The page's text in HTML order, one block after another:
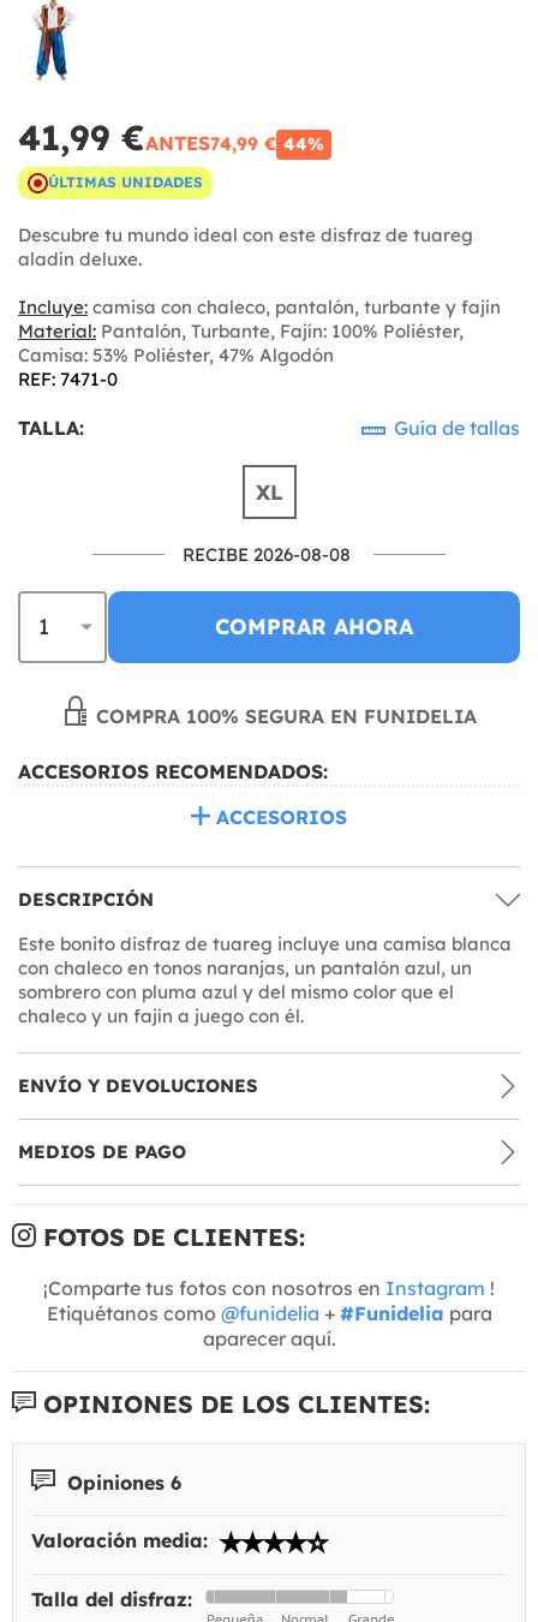
41,99 €ANTES74,99 € 44%
ÚLTIMAS UNIDADES
Descubre tu mundo ideal con este disfraz de tuareg
aladín deluxe.
Incluye: camisa con chaleco, pantalón, turbante y fajín
Material: Pantalón, Turbante, Fajín: 100% Poliéster,
Camisa: 53% Poliéster, 47% Algodón
REF: 7471-0
TALLA: Guía de tallas
XL
RECIBE 2026-08-08
COMPRAR AHORA
COMPRA 100% SEGURA EN FUNIDELIA
ACCESORIOS RECOMENDADOS:
ACCESORIOS
DESCRIPCIÓN
Este bonito disfraz de tuareg incluye una camisa blanca
con chaleco en tonos naranjas, un pantalón azul, un
sombrero con pluma azul y del mismo color que el
chaleco y un fajín a juego con él.
ENVÍO Y DEVOLUCIONES
MEDIOS DE PAGO
FOTOS DE CLIENTES:
¡Comparte tus fotos con nosotros en Instagram !
Etiquétanos como @funidelia + #Funidelia para
aparecer aquí.
OPINIONES DE LOS CLIENTES:
Opiniones 6
Valoración media:
Talla del disfraz: